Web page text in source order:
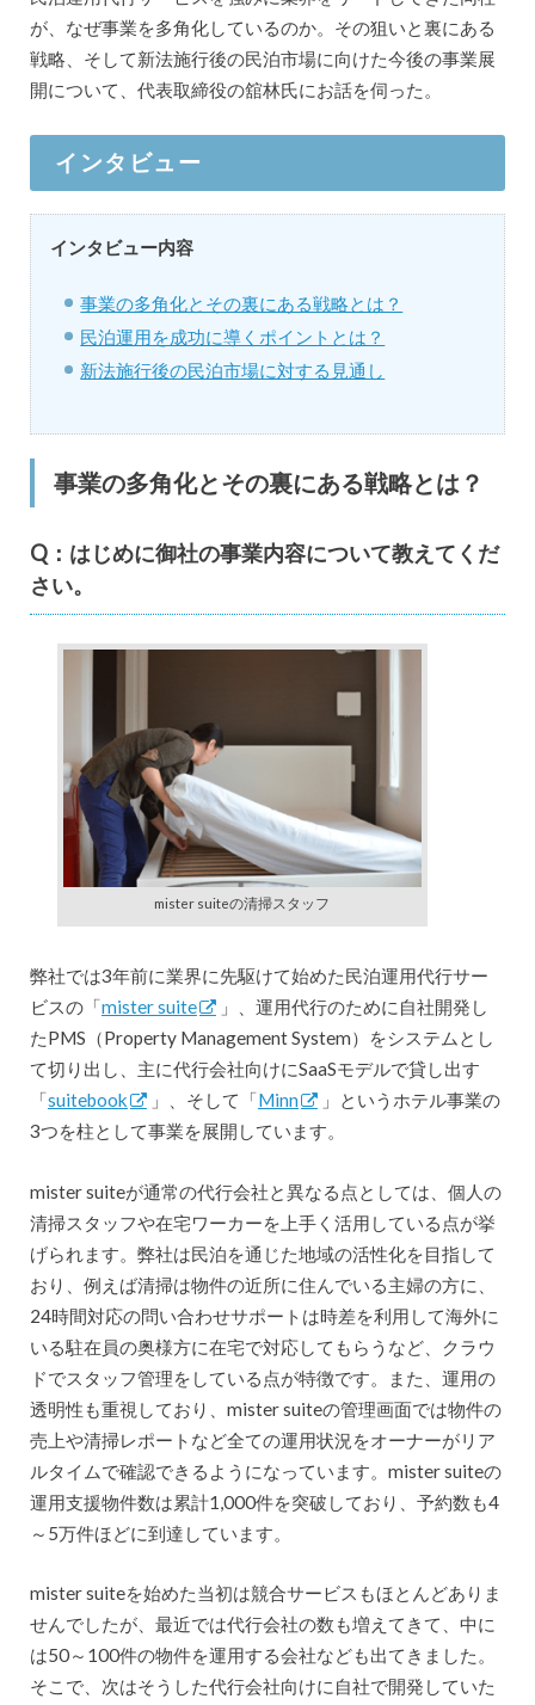
が、なぜ事業を多角化しているのか。その狙いと裏にある
戦略、そして新法施行後の民泊市場に向けた今後の事業展
開について、代表取締役の舘林氏にお話を伺った。
インタビュー
インタビュー内容
事業の多角化とその裏にある戦略とは？
民泊運用を成功に導くポイントとは？
新法施行後の民泊市場に対する見通し
事業の多角化とその裏にある戦略とは？
Q：はじめに御社の事業内容について教えてくだ
さい。
mister suiteの清掃スタッフ
弊社では3年前に業界に先駆けて始めた民泊運用代行サー
ビスの「mister suite
」、運用代行のために自社開発し
たPMS（Property Management System）をシステムとし
て切り出し、主に代行会社向けにSaaSモデルで貸し出す
「suitebook 」、そして「Minn
」というホテル事業の
3つを柱として事業を展開しています。
mister suiteが通常の代行会社と異なる点としては、個人の
清掃スタッフや在宅ワーカーを上手く活用している点が挙
げられます。弊社は民泊を通じた地域の活性化を目指して
おり、例えば清掃は物件の近所に住んでいる主婦の方に、
24時間対応の問い合わせサポートは時差を利用して海外に
いる駐在員の奥様方に在宅で対応してもらうなど、クラウ
ドでスタッフ管理をしている点が特徴です。また、運用の
透明性も重視しており、mister suiteの管理画面では物件の
売上や清掃レポートなど全ての運用状況をオーナーがリア
ルタイムで確認できるようになっています。mister suiteの
運用支援物件数は累計1,000件を突破しており、予約数も4
～5万件ほどに到達しています。
mister suiteを始めた当初は競合サービスもほとんどありま
せんでしたが、最近では代行会社の数も増えてきて、中に
は50～100件の物件を運用する会社なども出てきました。
そこで、次はそうした代行会社向けに自社で開発していた